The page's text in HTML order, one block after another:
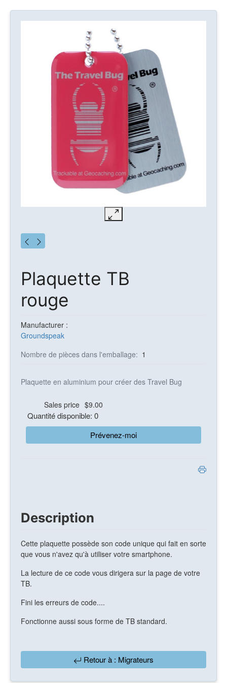
Plaquette TB
rouge
Manufacturer :
Groundspeak
Nombre de pièces dans l'emballage: 1
Plaquette en aluminium pour créer des Travel Bug
Sales price $9.00
Quantité disponible: 0
Prévenez-moi
Description
Cette plaquette possède son code unique qui fait en sorte
que vous n'avez qu'à utiliser votre smartphone.
La lecture de ce code vous dirigera sur la page de votre
TB.
Fini les erreurs de code....
Fonctionne aussi sous forme de TB standard.
Retour à : Migrateurs